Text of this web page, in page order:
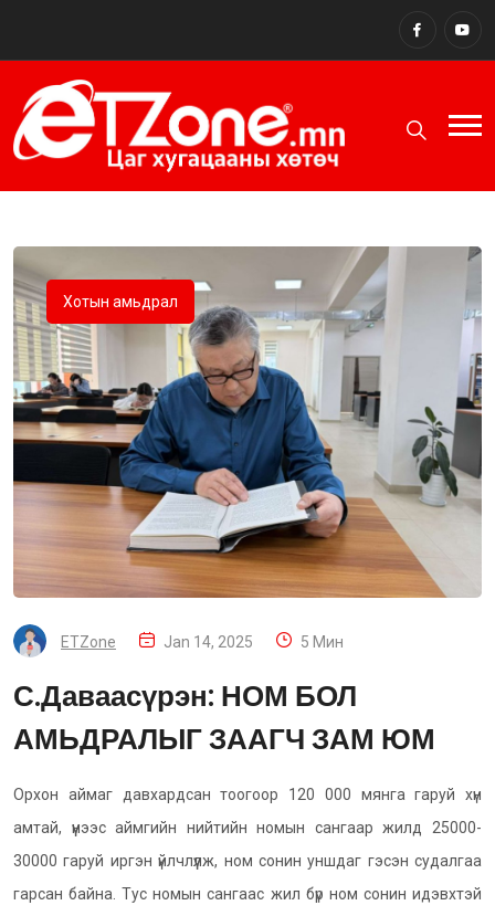
Хотын амьдрал
ETZone Jan 14, 2025 5 Мин
С.Даваасүрэн: НОМ БОЛ
АМЬДРАЛЫГ ЗААГЧ ЗАМ ЮМ
Орхон аймаг давхардсан тоогоор 120 000 мянга гаруй хүн
амтай, үүнээс аймгийн нийтийн номын сангаар жилд 25000-
30000 гаруй иргэн үйлчлүүлж, ном сонин уншдаг гэсэн судалгаа
гарсан байна. Тус номын сангаас жил бүр ном сонин идэвхтэй